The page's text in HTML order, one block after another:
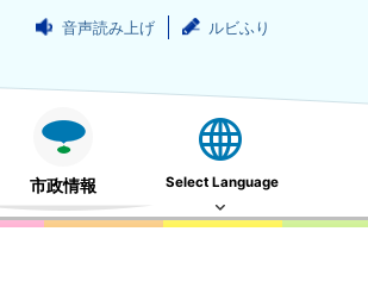
音声読み上げ ルビふり
市政情報 Select Language